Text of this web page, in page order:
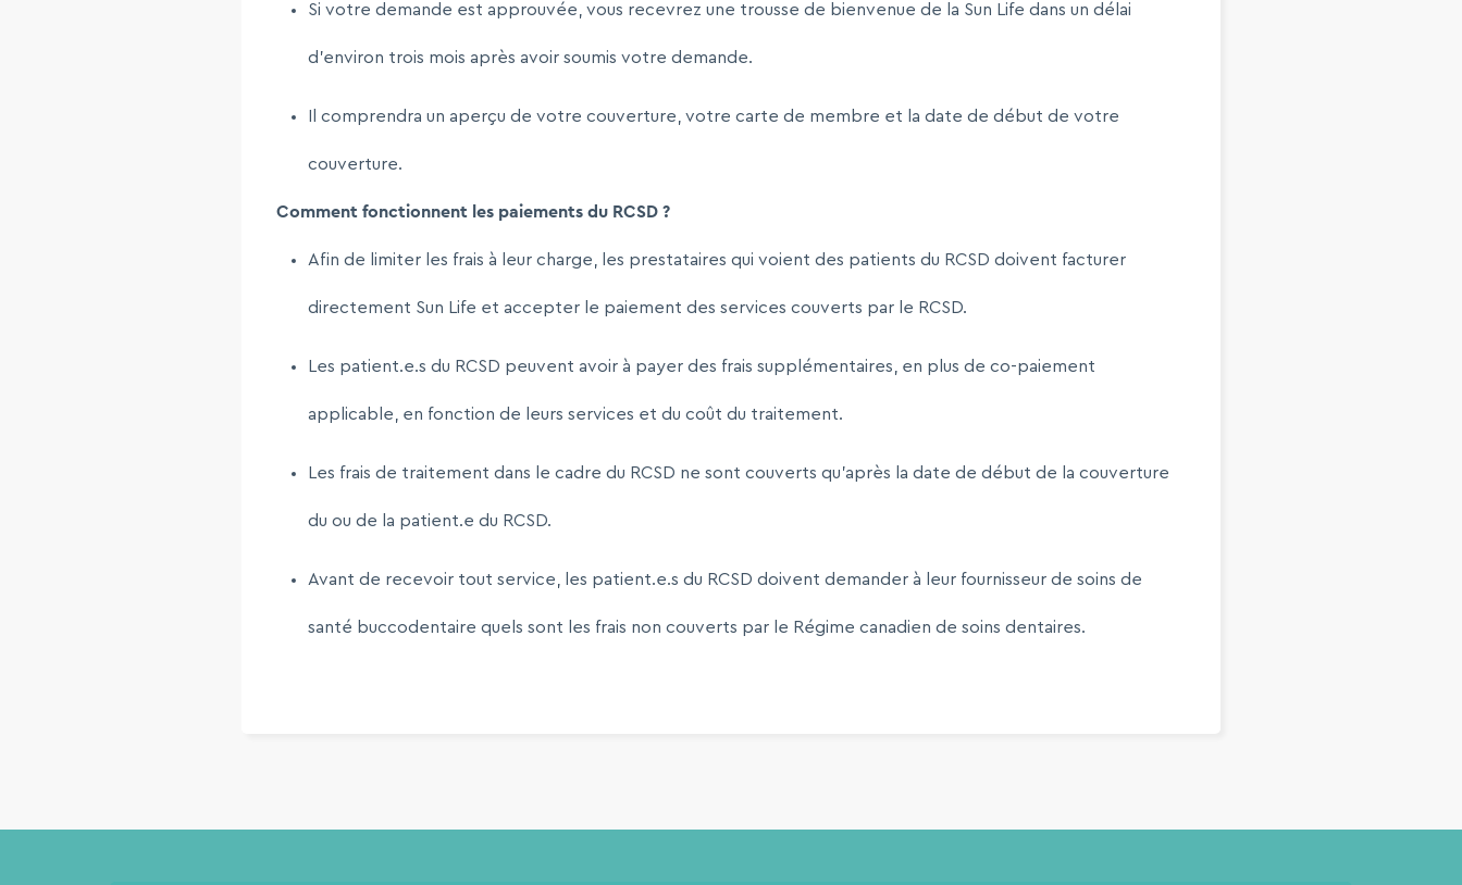
Si votre demande est approuvée, vous recevrez une trousse de bienvenue de la Sun Life dans un délai
d’environ trois mois après avoir soumis votre demande.
Il comprendra un aperçu de votre couverture, votre carte de membre et la date de début de votre
couverture.
Comment fonctionnent les paiements du RCSD ?
Afin de limiter les frais à leur charge, les prestataires qui voient des patients du RCSD doivent facturer
directement Sun Life et accepter le paiement des services couverts par le RCSD.
Les patient.e.s du RCSD peuvent avoir à payer des frais supplémentaires, en plus de co-paiement
applicable, en fonction de leurs services et du coût du traitement.
Les frais de traitement dans le cadre du RCSD ne sont couverts qu’après la date de début de la couverture
du ou de la patient.e du RCSD.
Avant de recevoir tout service, les patient.e.s du RCSD doivent demander à leur fournisseur de soins de
santé buccodentaire quels sont les frais non couverts par le Régime canadien de soins dentaires.